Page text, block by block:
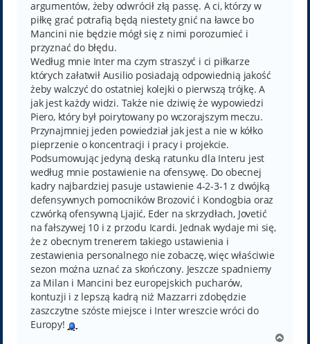
argumentów, żeby odwrócił złą passę. A ci, którzy w
piłkę grać potrafią będą niestety gnić na ławce bo
Mancini nie będzie mógł się z nimi porozumieć i
przyznać do błędu.
Według mnie Inter ma czym straszyć i ci piłkarze
których załatwił Ausilio posiadają odpowiednią jakość
żeby walczyć do ostatniej kolejki o pierwszą trójkę. A
jak jest każdy widzi. Także nie dziwię że wypowiedzi
Piero, który był poirytowany po wczorajszym meczu.
Przynajmniej jeden powiedział jak jest a nie w kółko
pieprzenie o koncentracji i pracy i projekcie.
Podsumowując jedyną deską ratunku dla Interu jest
według mnie postawienie na ofensywę. Do obecnej
kadry najbardziej pasuje ustawienie 4-2-3-1 z dwójką
defensywnych pomocników Brozović i Kondogbia oraz
czwórką ofensywną Ljajić, Eder na skrzydłach, Jovetić
na fałszywej 10 i z przodu Icardi. Jednak wydaje mi się,
że z obecnym trenerem takiego ustawienia i
zestawienia personalnego nie zobaczę, więc właściwie
sezon można uznać za skończony. Jeszcze spadniemy
za Milan i Mancini bez europejskich pucharów,
kontuzji i z lepszą kadrą niż Mazzarri zdobędzie
zaszczytne szóste miejsce i Inter wreszcie wróci do
Europy!